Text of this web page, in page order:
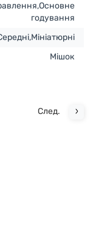
годування
Мішок
След.